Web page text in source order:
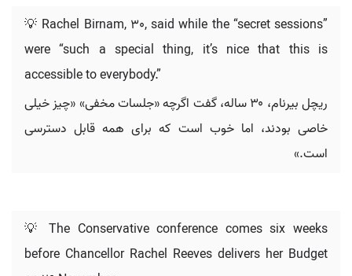
💡 Rachel Birnam, 30, said while the “secret sessions”
were “such a special thing, it’s nice that this is
accessible to everybody.”
ریچل بیرنام، ۳۰ ساله، گفت اگرچه «جلسات مخفی» «چیز خیلی
خاصی بودند، اما خوب است که برای همه قابل دسترسی
است.»
💡 The Conservative conference comes six weeks
before Chancellor Rachel Reeves delivers her Budget